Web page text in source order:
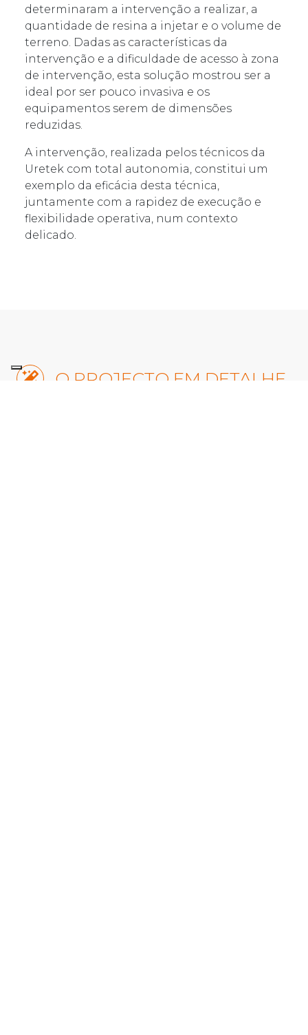
determinaram a intervenção a realizar, a
quantidade de resina a injetar e o volume de
terreno. Dadas as características da
intervenção e a dificuldade de acesso à zona
de intervenção, esta solução mostrou ser a
ideal por ser pouco invasiva e os
equipamentos serem de dimensões
reduzidas.
A intervenção, realizada pelos técnicos da
Uretek com total autonomia, constitui um
exemplo da eficácia desta técnica,
juntamente com a rapidez de execução e
flexibilidade operativa, num contexto
delicado.
O PROJECTO EM DETALHE